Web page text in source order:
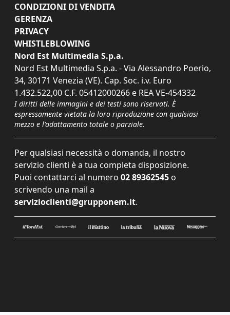
CONDIZIONI DI VENDITA
GERENZA
PRIVACY
WHISTLEBLOWING
Nord Est Multimedia S.p.a.
Nord Est Multimedia S.p.a. - Via Alessandro Poerio,
34, 30171 Venezia (VE). Cap. Soc. i.v. Euro
1.432.522,00 C.F. 05412000266 e REA VE-454332
I diritti delle immagini e dei testi sono riservati. È
espressamente vietata la loro riproduzione con qualsiasi
mezzo e l'adattamento totale o parziale.
Per qualsiasi necessità o domanda, il nostro
servizio clienti è a tua completa disposizione.
Puoi contattarci al numero 02 89362545 o
scrivendo una mail a
servizioclienti@grupponem.it.